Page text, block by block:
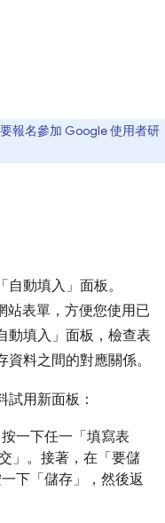
報名參加 Google 使用者研
動填入」 面板。
站表單，方便您使用已
填入」 面板，檢查表
料之間的對應關係。
試用新面板：
一下任一「填寫表
」 。接著，在「要儲
下「儲存」
，然後返